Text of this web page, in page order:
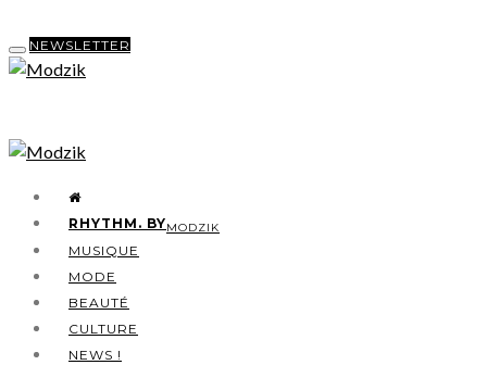
NEWSLETTER
RHYTHM. BYMODZIK
MUSIQUE
MODE
BEAUTÉ
CULTURE
NEWS !